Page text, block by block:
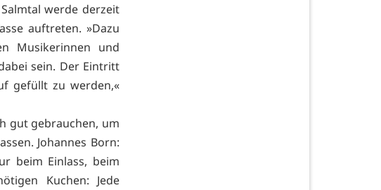
werde derzeit
auftreten. »Dazu
Musikerinnen und
sein. Der Eintritt
gefüllt zu werden,«
gut gebrauchen, um
Johannes Born:
beim Einlass, beim
Kuchen: Jede